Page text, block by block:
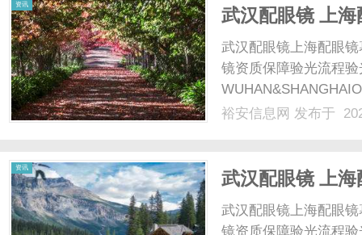
资讯
武汉配眼镜 上海
武汉配眼镜上海配眼
镜资质保障验光流程
配镜的写字楼眼镜店
裕安信息网 发布于
资讯
武汉配眼镜 上海
武汉配眼镜上海配眼
镜资质保障验光流程